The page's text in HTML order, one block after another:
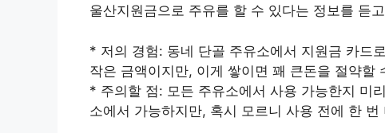
울산지원금으로 주유를 할 수 있다는 정보를 듣
* 저의 경험: 동네 단골 주유소에서 지원금 카드
작은 금액이지만, 이게 쌓이면 꽤 큰돈을 절약할
* 주의할 점: 모든 주유소에서 사용 가능한지 미
소에서 가능하지만, 혹시 모르니 사용 전에 한 번